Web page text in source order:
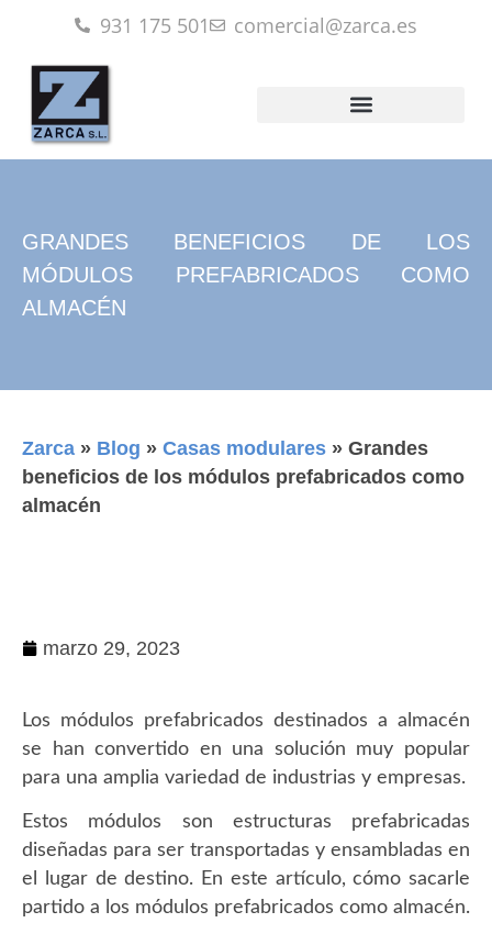
931 175 501 comercial@zarca.es
GRANDES BENEFICIOS DE LOS
MÓDULOS PREFABRICADOS COMO
ALMACÉN
Zarca » Blog » Casas modulares » Grandes
beneficios de los módulos prefabricados como
almacén
marzo 29, 2023
Los módulos prefabricados destinados a almacén
se han convertido en una solución muy popular
para una amplia variedad de industrias y empresas.
Estos módulos son estructuras prefabricadas
diseñadas para ser transportadas y ensambladas en
el lugar de destino. En este artículo, cómo sacarle
partido a los módulos prefabricados como almacén.